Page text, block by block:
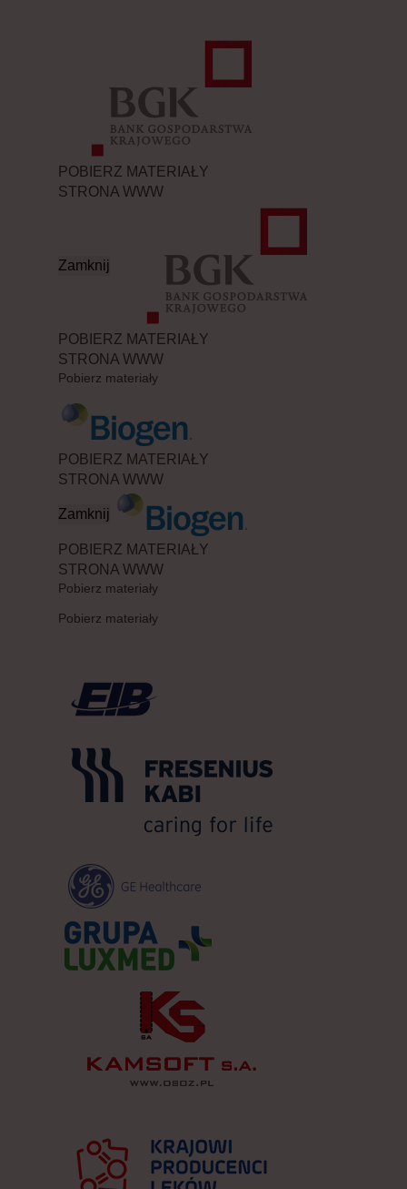
POBIERZ MATERIAŁY
STRONA WWW
Zamknij
POBIERZ MATERIAŁY
STRONA WWW
Pobierz materiały
POBIERZ MATERIAŁY
STRONA WWW
Zamknij
POBIERZ MATERIAŁY
STRONA WWW
Pobierz materiały
Pobierz materiały